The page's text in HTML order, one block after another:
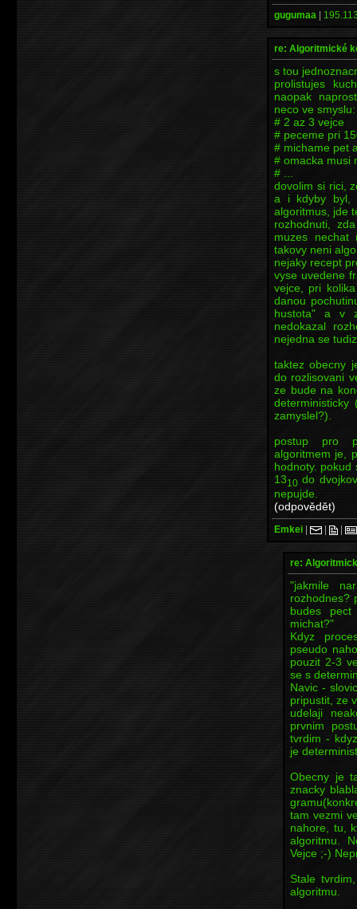
gugumaa |
re: Algoritmické
s tou
prolistujes
naopak
neco ve smyslu:
# 2 az 3 vejce
# peceme pri
# michame pet
# omacka musi
# ...
dovolim si rici,
a i kdyby byl,
algoritmus, jde
rozhodnuti,
muzes nechat
takovy neni
nejaky recept
vyse uvedene
vejce, pri
danou
hustota" a v
nedokazal
nejedna se
taktez obecny
do rozlisovani
ze bude na
zamyslel?).
postup pro
algoritmem je,
hodnoty. pokud
1310 do
nepujde.
(odpovědět)
Emkei | | |
re:
"jakmile
rozhodnes?
budes
michat?"
Kdyz
pseudo
pouzit 2-3
se s
Navic -
pripustit, ze
udelaji
prvnim
tvrdim -
je
Obecny je
znacky
tam vezmi
nahore, tu,
algoritmu.
Vejce ;-)
Stale
algoritmu.